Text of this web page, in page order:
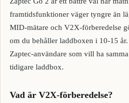
framtidsfunktioner väger tyngre än
MID-mätare och V2X-förberedelse
om du behåller laddboxen i 10-15 år.
Zaptec-användare som vill ha
tidigare laddbox.
Vad är V2X-förberedelse?